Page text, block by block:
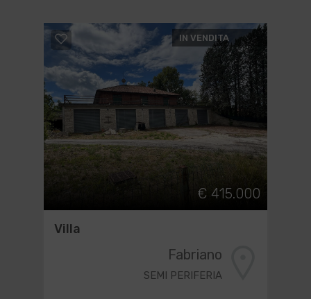
IN VENDITA
€ 415.000
Villa
Fabriano
SEMI PERIFERIA